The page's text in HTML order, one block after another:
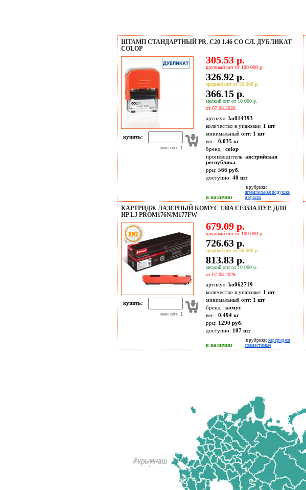
ШТАМП СТАНДАРТНЫЙ PR. C20 1.46 СО СЛ. ДУБЛИКАТ
COLOP
купить:
мин опт: 1
305.53 р.
крупный опт от 100 000 р.
326.92 р.
средний опт от 50 000 р.
366.15 р.
мелкий опт от 10 000 р.
от 07.08.2026
артикул: ko014393
количество в упаковке: 1 шт
минимальный опт: 1 шт
вес : 0,035 кг
бренд : colop
производитель: австрийская
республика
ррц: 566 руб.
доступно: 40 шт
в наличии
в рубрике:
штемпельная подушка
и краска
КАРТРИДЖ ЛАЗЕРНЫЙ КОМУС 130A CF353A ПУР. ДЛЯ
HP LJ PROM176N/M177FW
купить:
мин опт: 1
679.09 р.
крупный опт от 100 000 р.
726.63 р.
средний опт от 50 000 р.
813.83 р.
мелкий опт от 10 000 р.
от 07.08.2026
артикул: ko062719
количество в упаковке: 1 шт
минимальный опт: 1 шт
бренд : комус
вес : 0.494 кг
ррц: 1290 руб.
доступно: 107 шт
в наличии
в рубрике: картриджи
совместимые